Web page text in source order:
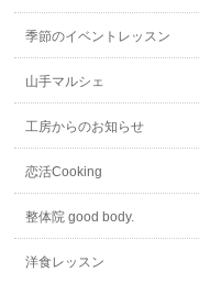
季節のイベントレッスン
山手マルシェ
工房からのお知らせ
恋活Cooking
整体院 good body.
洋食レッスン